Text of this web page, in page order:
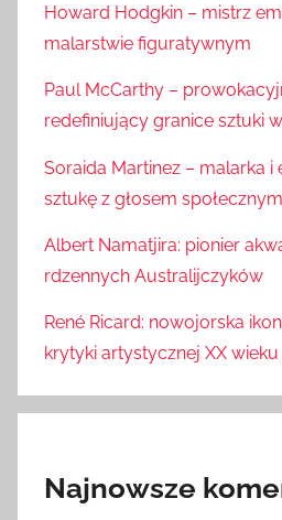
Howard Hodgkin – mistrz
malarstwie figuratywnym
Paul McCarthy –
redefiniujący granice sztuki
Soraida Martinez – malarka i
sztukę z głosem
Albert Namatjira: pionier
rdzennych Australijczyków
René Ricard: nowojorska
krytyki artystycznej XX wieku
Najnowsze